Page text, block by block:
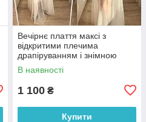
Вечірнє плаття максі з
відкритими плечима
драпіруванням і знімною
фатиновою спідницею (р. 42-
46) 33036307
В наявності
1 100 ₴
Купити